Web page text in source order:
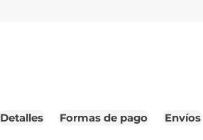
Detalles Formas de pago Envíos